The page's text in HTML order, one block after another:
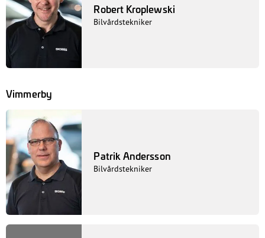
Robert Kroplewski
Bilvårdstekniker
Vimmerby
Patrik Andersson
Bilvårdstekniker